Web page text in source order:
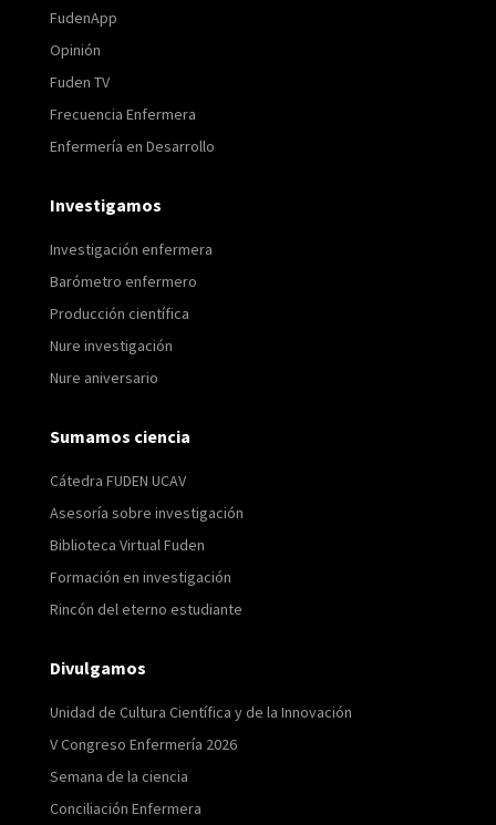
FudenApp
Opinión
Fuden TV
Frecuencia Enfermera
Enfermería en Desarrollo
Investigamos
Investigación enfermera
Barómetro enfermero
Producción científica
Nure investigación
Nure aniversario
Sumamos ciencia
Cátedra FUDEN UCAV
Asesoría sobre investigación
Biblioteca Virtual Fuden
Formación en investigación
Rincón del eterno estudiante
Divulgamos
Unidad de Cultura Científica y de la Innovación
V Congreso Enfermería 2026
Semana de la ciencia
Conciliación Enfermera